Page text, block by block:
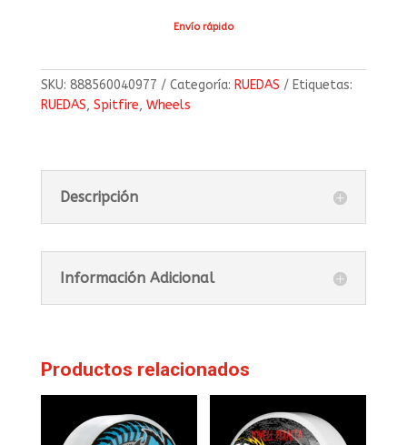
Envío rápido
SKU: 888560040977 Categoría: RUEDAS
Etiquetas:
RUEDAS, Spitfire, Wheels
Descripción
Información Adicional
Productos relacionados